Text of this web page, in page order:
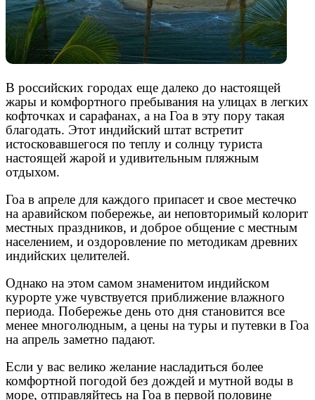
В российских городах еще далеко до настоящей
жары и комфортного пребывания на улицах в легких
кофточках и сарафанах, а на Гоа в эту пору такая
благодать. Этот индийский штат встретит
истосковавшегося по теплу и солнцу туриста
настоящей жарой и удивительным пляжным
отдыхом.
Гоа в апреле для каждого припасет и свое местечко
на аравийском побережье, аи неповторимый колорит
местных праздников, и доброе общение с местным
населением, и оздоровление по методикам древних
индийских целителей.
Однако на этом самом знаменитом индийском
курорте уже чувствуется приближение влажного
периода. Побережье день ото дня становится все
менее многолюдным, а цены на туры и путевки в Гоа
на апрель заметно падают.
Если у вас велико желание насладиться более
комфортной погодой без дождей и мутной воды в
море, отправляйтесь на Гоа в первой половине